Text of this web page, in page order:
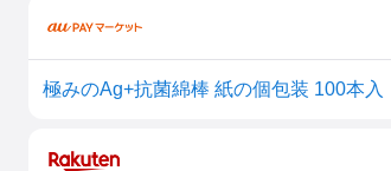
極みのAg+抗菌綿棒 紙の個包装 100本入